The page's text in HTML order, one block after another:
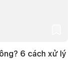
6 cách xử lý